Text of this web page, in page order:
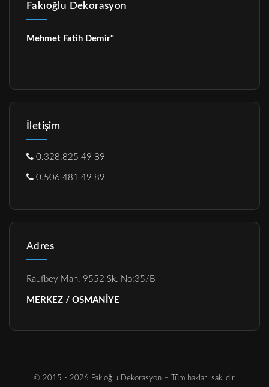
Fakıoğlu Dekorasyon
Mehmet Fatih Demir"
İletişim
0.328.825 49 89
0.506.481 49 89
Adres
Raufbey Mah. 9552 Sk. No:35/B
MERKEZ / OSMANİYE
© 2015 - 2026 Fakıoğlu Dekorasyon – Tüm hakları saklıdır.